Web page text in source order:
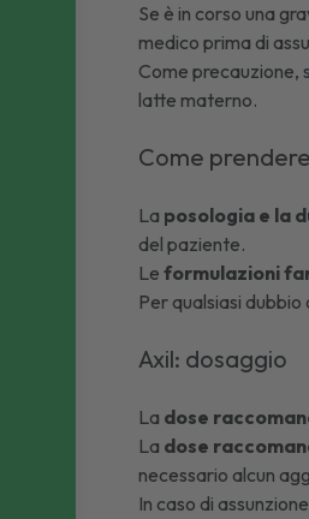
Se è in corso una
medico prima di
Come precauzione,
latte materno.
Come
La posologia e la
del paziente.
Leformulazioni
Per qualsiasi
Axil: dosaggio
La dose
La dose
necessario alcun
In caso di